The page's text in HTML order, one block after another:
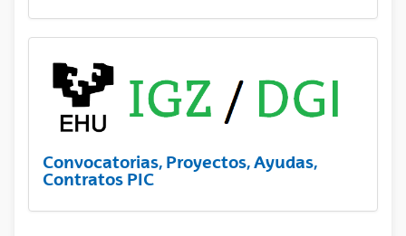
Convocatorias, Proyectos, Ayudas,
Contratos PIC